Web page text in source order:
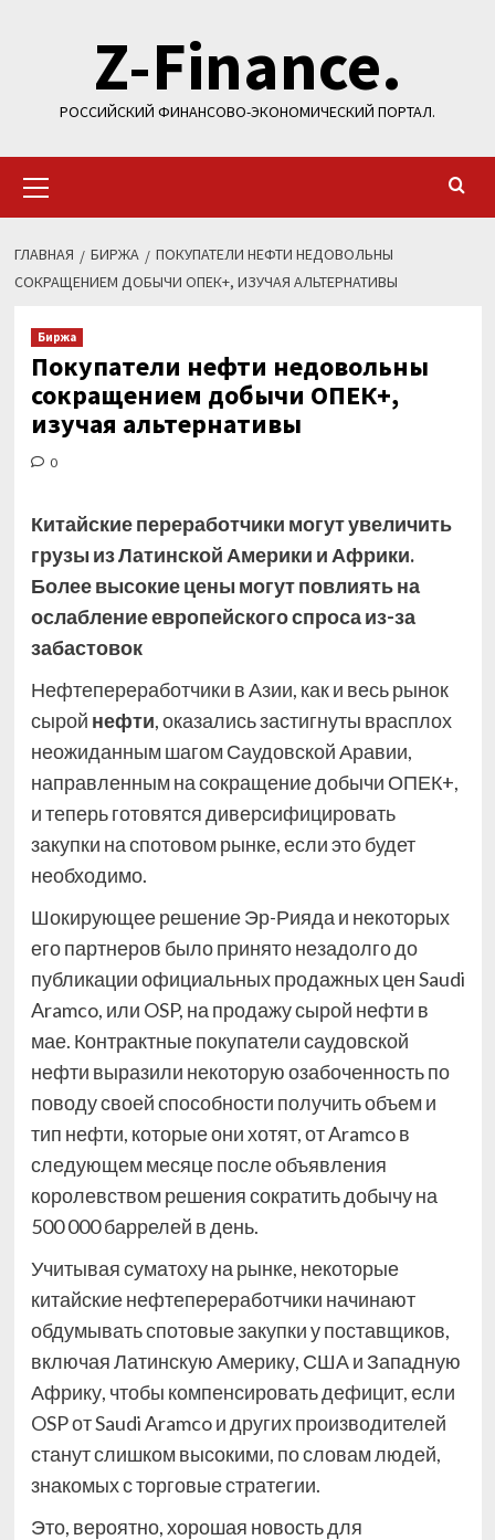
содержимомуZ-Finance.
РОССИЙСКИЙ ФИНАНСОВО-ЭКОНОМИЧЕСКИЙ ПОРТАЛ.
меню
ГЛАВНАЯ БИРЖА
ПОКУПАТЕЛИ НЕФТИ НЕДОВОЛЬНЫ
СОКРАЩЕНИЕМ ДОБЫЧИ ОПЕК+, ИЗУЧАЯ АЛЬТЕРНАТИВЫ
Биржа
Покупатели нефти недовольны
сокращением добычи ОПЕК+,
изучая альтернативы
0
Китайские переработчики могут увеличить
грузы из Латинской Америки и Африки.
Более высокие цены могут повлиять на
ослабление европейского спроса из-за
забастовок
Нефтепереработчики в Азии, как и весь рынок
сырой нефти, оказались застигнуты врасплох
неожиданным шагом Саудовской Аравии,
направленным на сокращение добычи ОПЕК+,
и теперь готовятся диверсифицировать
закупки на спотовом рынке, если это будет
необходимо.
Шокирующее решение Эр-Рияда и некоторых
его партнеров было принято незадолго до
публикации официальных продажных цен Saudi
Aramco, или OSP, на продажу сырой нефти в
мае. Контрактные покупатели саудовской
нефти выразили некоторую озабоченность по
поводу своей способности получить объем и
тип нефти, которые они хотят, от Aramco в
следующем месяце после объявления
королевством решения сократить добычу на
500 000 баррелей в день.
Учитывая суматоху на рынке, некоторые
китайские нефтепереработчики начинают
обдумывать спотовые закупки у поставщиков,
включая Латинскую Америку, США и Западную
Африку, чтобы компенсировать дефицит, если
OSP от Saudi Aramco и других производителей
станут слишком высокими, по словам людей,
знакомых с торговые стратегии.
Это, вероятно, хорошая новость для